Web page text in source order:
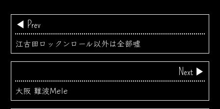
◀ Prev
江古田ロックンロール以外は全部嘘
Next ▶
大阪 難波Mele